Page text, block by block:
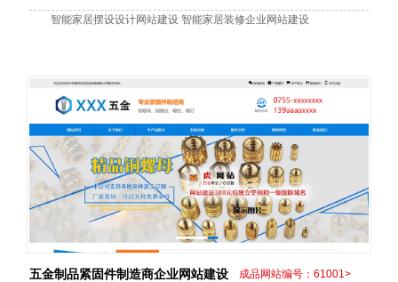
智能家居摆设设计网站建设 智能家居装修企业网站建设
五金制品紧固件制造商企业网站建设 成品网站编号：61001>